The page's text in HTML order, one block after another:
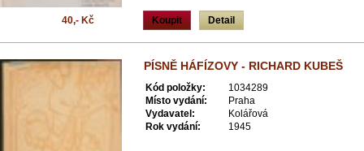
Koupit Detail
40,- Kč
PÍSNĚ HÁFÍZOVY - RICHARD KUBEŠ
Kód položky:
1034289
Místo vydání:
Praha
Vydavatel:
Kolářová
Rok vydání:
1945